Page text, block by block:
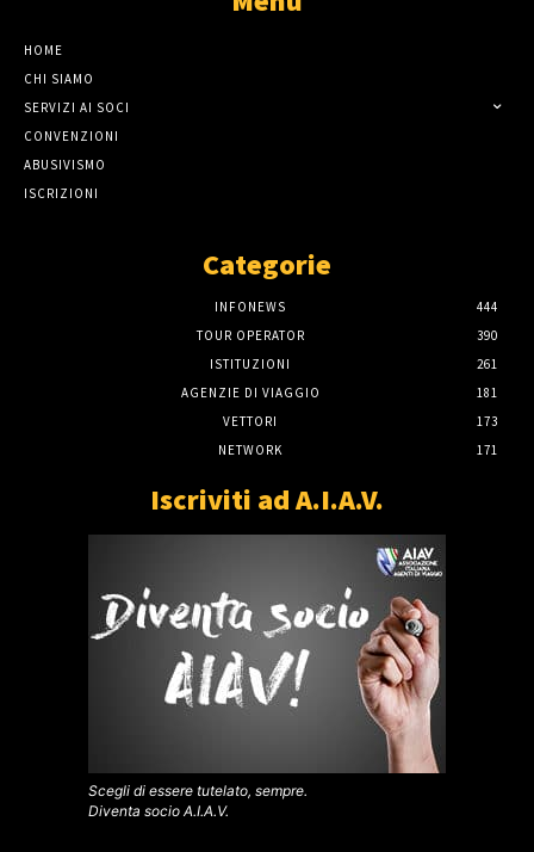
HOME
CHI SIAMO
SERVIZI AI SOCI
CONVENZIONI
ABUSIVISMO
ISCRIZIONI
Categorie
INFONEWS
444
TOUR OPERATOR
390
ISTITUZIONI
261
AGENZIE DI VIAGGIO
181
VETTORI
173
NETWORK
171
Iscriviti ad A.I.A.V.
Scegli di essere tutelato, sempre.
Diventa socio A.I.A.V.